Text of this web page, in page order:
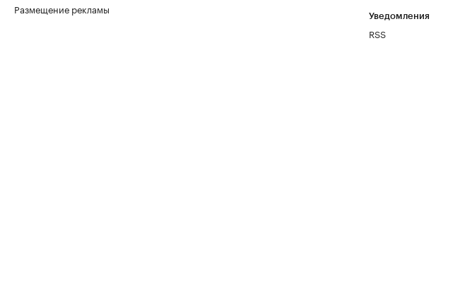
Размещение рекламы
Уведомления
RSS